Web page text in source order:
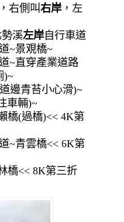
右側叫右岸，左
溪左岸自行車道
~景覌橋~
~直穿產業道路
)~
邊青苔小心滑)~
車輛)~
橋(過橋)<< 4K第
~青雲橋<< 6K第
橋<< 8K第三折